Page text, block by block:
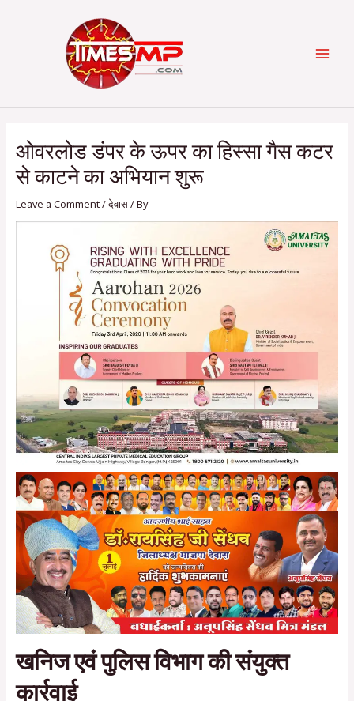
ओवरलोड डंपर के ऊपर का हिस्सा गैस कटर
से काटने का अभियान शुरू
Leave a Comment/देवास/ By
खनिज एवं पुलिस विभाग की संयुक्त
कार्रवाई
navigation